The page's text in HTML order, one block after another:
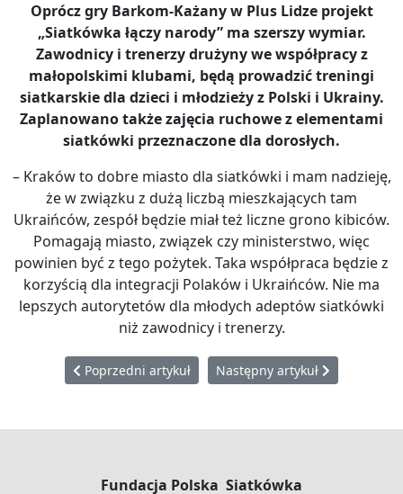
Oprócz gry Barkom-Każany w Plus Lidze projekt
„Siatkówka łączy narody” ma szerszy wymiar.
Zawodnicy i trenerzy drużyny we współpracy z
małopolskimi klubami, będą prowadzić treningi
siatkarskie dla dzieci i młodzieży z Polski i Ukrainy.
Zaplanowano także zajęcia ruchowe z elementami
siatkówki przeznaczone dla dorosłych.
– Kraków to dobre miasto dla siatkówki i mam nadzieję,
że w związku z dużą liczbą mieszkających tam
Ukraińców, zespół będzie miał też liczne grono kibiców.
Pomagają miasto, związek czy ministerstwo, więc
powinien być z tego pożytek. Taka współpraca będzie z
korzyścią dla integracji Polaków i Ukraińców. Nie ma
lepszych autorytetów dla młodych adeptów siatkówki
niż zawodnicy i trenerzy.
Poprzedni artykuł: Najważniejszy set Tomasza
Poprzedni artykuł Następny artykuł: Ukraińskie
Następny artykuł
Fundacja Polska Siatkówka